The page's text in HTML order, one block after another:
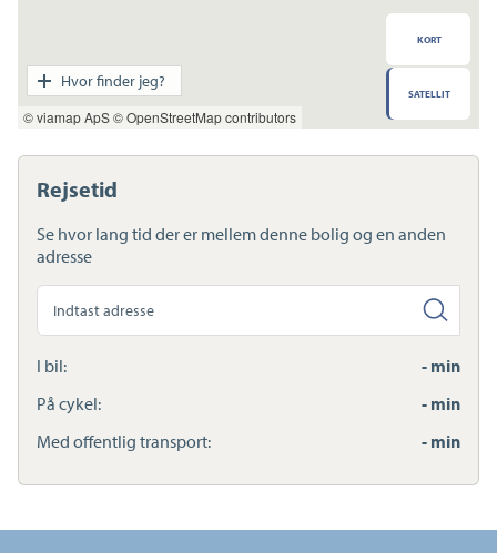
Rejsetid
Se hvor lang tid der er mellem denne bolig og en anden
adresse
Søg
anden
adresse
I bil:
- min
På cykel:
- min
Med offentlig transport:
- min
© viamap ApS© OpenStreetMap contributors
KORT
SATELLIT
Hvor finder jeg?
Transport
Indkøb
Daginstitution
Skole
Sundhed
Ladestandere
Lynladere